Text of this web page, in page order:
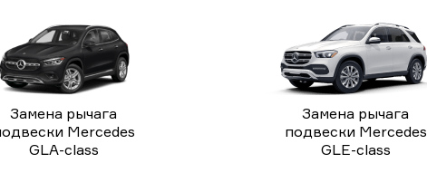
Замена рычага
Mercedes
GLA-class
Замена рычага
подвески Mercedes
GLE-class